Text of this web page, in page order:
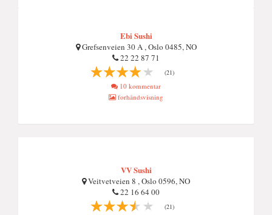
Ebi Sushi
Grefsenveien 30 A , Oslo 0485, NO
22 22 87 71
(21)
10 kommentar
forhåndsvisning
VV Sushi
Veitvetveien 8 , Oslo 0596, NO
22 16 64 00
(21)